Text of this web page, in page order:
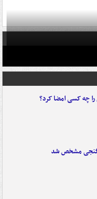
چه کسی امضا کرد؟
مشخص شد